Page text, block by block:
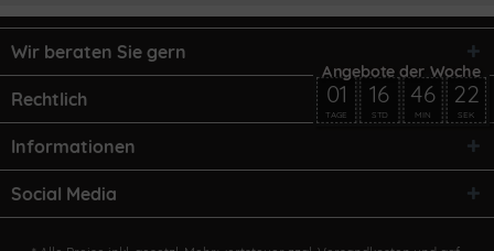
Wir beraten Sie gern
Rechtlich
Informationen
Social Media
01
TAGE
16
STD
46
MIN
22
SEK